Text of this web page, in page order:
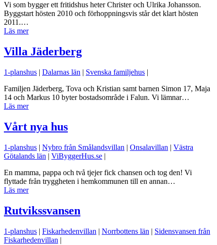
Vi som bygger ett fritidshus heter Christer och Ulrika Johansson.
Byggstart hösten 2010 och förhoppningsvis står det klart hösten
2011.…
Läs mer
Villa Jäderberg
1-planshus | Dalarnas län | Svenska familjehus |
Familjen Jäderberg, Tova och Kristian samt barnen Simon 17, Maja
14 och Markus 10 byter bostadsområde i Falun. Vi lämnar…
Läs mer
Vårt nya hus
1-planshus | Nybro från Smålandsvillan | Onsalavillan | Västra
Götalands län | ViByggerHus.se |
En mamma, pappa och två tjejer fick chansen och tog den! Vi
flyttade från tryggheten i hemkommunen till en annan…
Läs mer
Rutvikssvansen
1-planshus | Fiskarhedenvillan | Norrbottens län | Sidensvansen från
Fiskarhedenvillan |